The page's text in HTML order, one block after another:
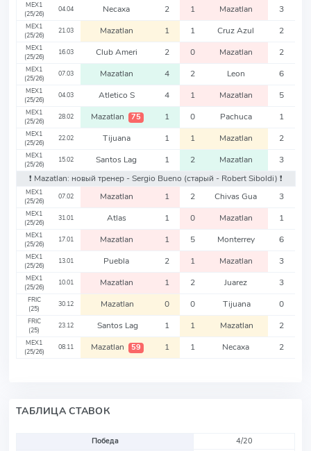
MEX1
(25/26)
04.04 Necaxa 2 1 Mazatlan 3
MEX1
(25/26)
21.03 Mazatlan 1 1 Cruz Azul 2
MEX1
(25/26)
16.03 Club Ameri 2 0 Mazatlan 2
MEX1
(25/26)
07.03 Mazatlan 4 2 Leon 6
MEX1
(25/26)
04.03 Atletico S 4 1 Mazatlan 5
MEX1
(25/26)
28.02 Mazatlan 75 1 0 Pachuca 1
MEX1
(25/26)
22.02 Tijuana 1 1 Mazatlan 2
MEX1
(25/26)
15.02 Santos Lag 1 2 Mazatlan
3
❗️ Mazatlan: новый тренер - Sergio Bueno (старый - Robert Siboldi) ❗️
MEX1
(25/26)
07.02 Mazatlan 1 2 Chivas Gua 3
MEX1
(25/26)
31.01 Atlas 1 0 Mazatlan 1
MEX1
(25/26)
17.01 Mazatlan 1 5 Monterrey 6
MEX1
(25/26)
13.01 Puebla 2 1 Mazatlan 3
MEX1
(25/26)
10.01 Mazatlan 1 2 Juarez 3
FRIC
(25)
30.12 Mazatlan 0 0 Tijuana 0
FRIC
(25)
23.12 Santos Lag 1 1 Mazatlan 2
MEX1
(25/26)
08.11 Mazatlan 59 1 1 Necaxa 2
ТАБЛИЦА СТАВОК
Победа
4/20